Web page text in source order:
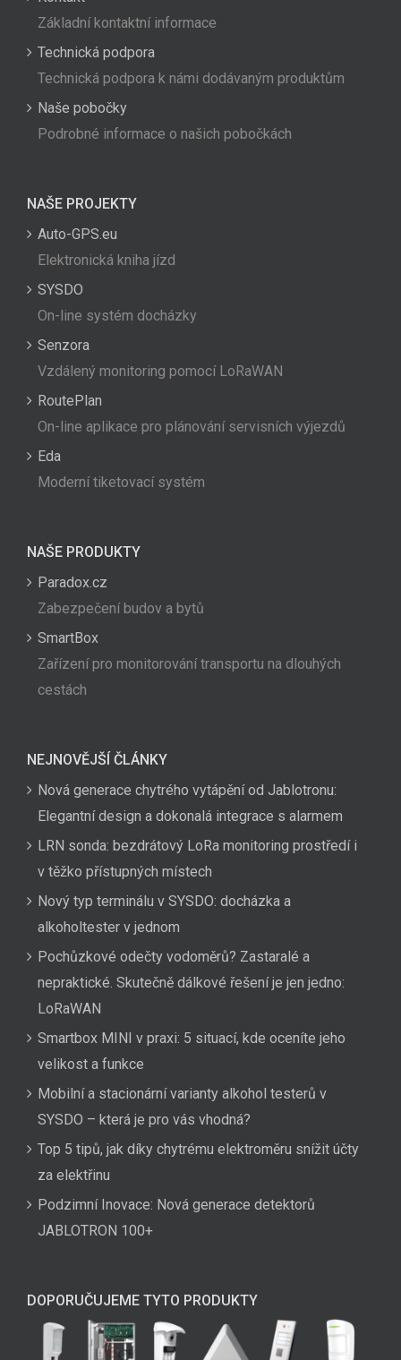
Základní kontaktní informace
Technická podpora
Technická podpora k námi dodávaným produktům
Naše pobočky
Podrobné informace o našich pobočkách
NAŠE PROJEKTY
Auto-GPS.eu
Elektronická kniha jízd
SYSDO
On-line systém docházky
Senzora
Vzdálený monitoring pomocí LoRaWAN
RoutePlan
On-line aplikace pro plánování servisních výjezdů
Eda
Moderní tiketovací systém
NAŠE PRODUKTY
Paradox.cz
Zabezpečení budov a bytů
SmartBox
Zařízení pro monitorování transportu na dlouhých
cestách
NEJNOVĚJŠÍ ČLÁNKY
Nová generace chytrého vytápění od Jablotronu:
Elegantní design a dokonalá integrace s alarmem
LRN sonda: bezdrátový LoRa monitoring prostředí i
v těžko přístupných místech
Nový typ terminálu v SYSDO: docházka a
alkoholtester v jednom
Pochůzkové odečty vodoměrů? Zastaralé a
nepraktické. Skutečně dálkové řešení je jen jedno:
LoRaWAN
Smartbox MINI v praxi: 5 situací, kde oceníte jeho
velikost a funkce
Mobilní a stacionární varianty alkohol testerů v
SYSDO – která je pro vás vhodná?
Top 5 tipů, jak díky chytrému elektroměru snížit účty
za elektřinu
Podzimní Inovace: Nová generace detektorů
JABLOTRON 100+
DOPORUČUJEME TYTO PRODUKTY